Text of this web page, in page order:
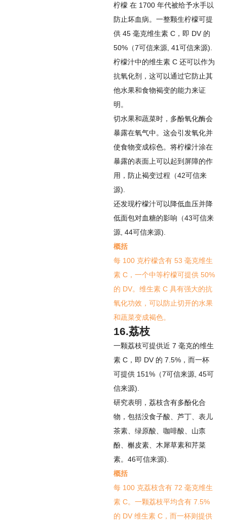
柠檬 在 1700 年代被给予水手以
防止坏血病。一整颗生柠檬可提
供 45 毫克维生素 C，即 DV 的
50%（7可信来源 41可信来源).
柠檬汁中的维生素 C 还可以作为
抗氧化剂，这可以通过它防止其
他水果和食物褐变的能力来证
明。
切水果和蔬菜时，多酚氧化酶会
暴露在氧气中。这会引发氧化并
使食物变成棕色。将柠檬汁涂在
暴露的表面上可以起到屏障的作
用，防止褐变过程（42可信来
源).
还发现柠檬汁可以降低血压并降
低面包对血糖的影响（43可信来
源 44可信来源).
概括
每 100 克柠檬含有 53 毫克维生
素 C，一个中等柠檬可提供 50%
的 DV。维生素 C 具有强大的抗
氧化功效，可以防止切开的水果
和蔬菜变成褐色。
16.荔枝
一颗荔枝可提供近 7 毫克的维生
素 C，即 DV 的 7.5%，而一杯
可提供 151%（7可信来源 45可
信来源).
研究表明，荔枝含有多酚化合
物，包括没食子酸、芦丁、表儿
茶素、绿原酸、咖啡酸、山柰
酚、槲皮素、木犀草素和芹菜
素。 46可信来源).
概括
每 100 克荔枝含有 72 毫克维生
素 C。一颗荔枝平均含有 7.5%
的 DV 维生素 C，而一杯则提供